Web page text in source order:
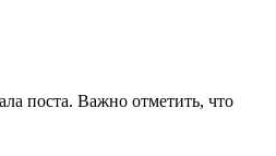
поста. Важно отметить, что